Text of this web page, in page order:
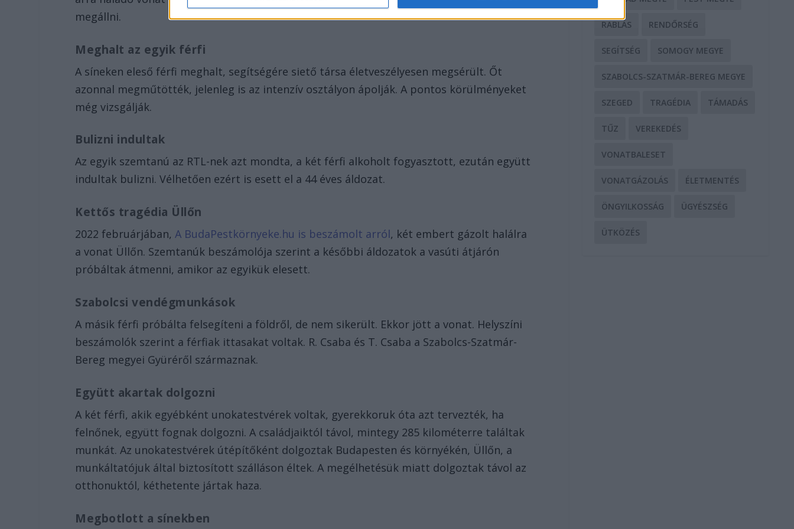
megállni.
Meghalt az egyik férfi
A síneken eleső férfi meghalt, segítségére siető társa életveszélyesen megsérült. Őt
azonnal megműtötték, jelenleg is az intenzív osztályon ápolják. A pontos körülményeket
még vizsgálják.
Bulizni indultak
Az egyik szemtanú az RTL-nek azt mondta, a két férfi alkoholt fogyasztott, ezután együtt
indultak bulizni. Vélhetően ezért is esett el a 44 éves áldozat.
Kettős tragédia Üllőn
2022 februárjában,A BudaPestkörnyeke.hu is beszámolt arról, két embert gázolt halálra
a vonat Üllőn. Szemtanúk beszámolója szerint a későbbi áldozatok a vasúti átjárón
próbáltak átmenni, amikor az egyikük elesett.
Szabolcsi vendégmunkások
A másik férfi próbálta felsegíteni a földről, de nem sikerült. Ekkor jött a vonat. Helyszíni
beszámolók szerint a férfiak ittasakat voltak. R. Csaba és T. Csaba a Szabolcs-Szatmár-
Bereg megyei Gyüréről származnak.
Együtt akartak dolgozni
A két férfi, akik egyébként unokatestvérek voltak, gyerekkoruk óta azt tervezték, ha
felnőnek, együtt fognak dolgozni. A családjaiktól távol, mintegy 285 kilométerre találtak
munkát. Az unokatestvérek útépítőként dolgoztak Budapesten és környékén, Üllőn, a
munkáltatójuk által biztosított szálláson éltek. A megélhetésük miatt dolgoztak távol az
otthonuktól, kéthetente jártak haza.
Megbotlott a sínekben
RABLÁS RENDŐRSÉG
SEGÍTSÉG SOMOGY MEGYE
SZABOLCS-SZATMÁR-BEREG MEGYE
SZEGED TRAGÉDIA TÁMADÁS
TŰZ VEREKEDÉS
VONATBALESET
VONATGÁZOLÁS ÉLETMENTÉS
ÖNGYILKOSSÁG ÜGYÉSZSÉG
ÜTKÖZÉS